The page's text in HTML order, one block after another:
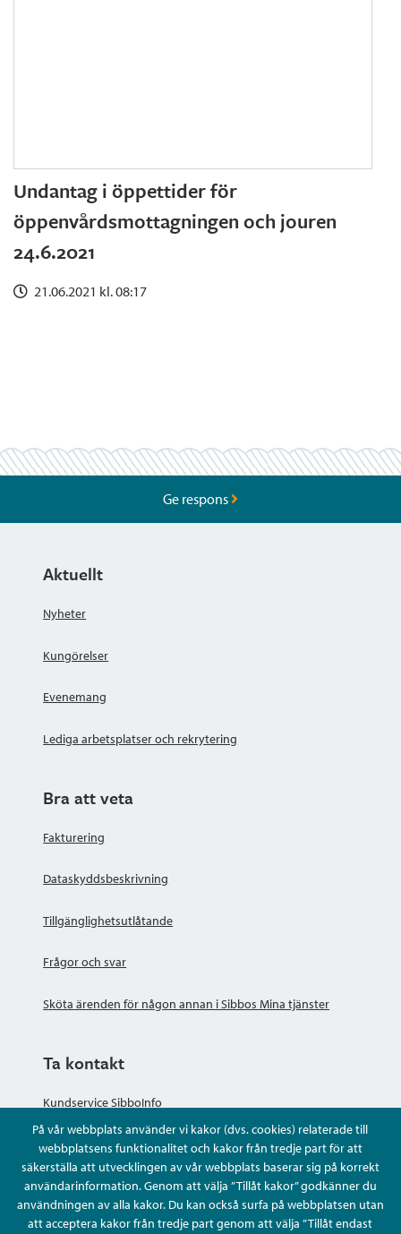
Undantag i öppettider för
öppenvårdsmottagningen och jouren
24.6.2021
21.06.2021 kl. 08:17
På vår webbplats använder vi kakor (dvs. cookies) relaterade till
webbplatsens funktionalitet och kakor från tredje part för att
säkerställa att utvecklingen av vår webbplats baserar sig på korrekt
användarinformation. Genom att välja ”Tillåt kakor” godkänner du
användningen av alla kakor. Du kan också surfa på webbplatsen utan
att acceptera kakor från tredje part genom att välja ”Tillåt endast
Ge respons
Aktuellt
Nyheter
Kungörelser
Evenemang
Lediga arbetsplatser och rekrytering
Bra att veta
Fakturering
Dataskyddsbeskrivning
Tillgänglighetsutlåtande
Frågor och svar
Sköta ärenden för någon annan i Sibbos Mina tjänster
Ta kontakt
Kundservice SibboInfo
Ge anonym respons
Ställ en fråga eller sköta ditt ärende
Kontaktuppgifter